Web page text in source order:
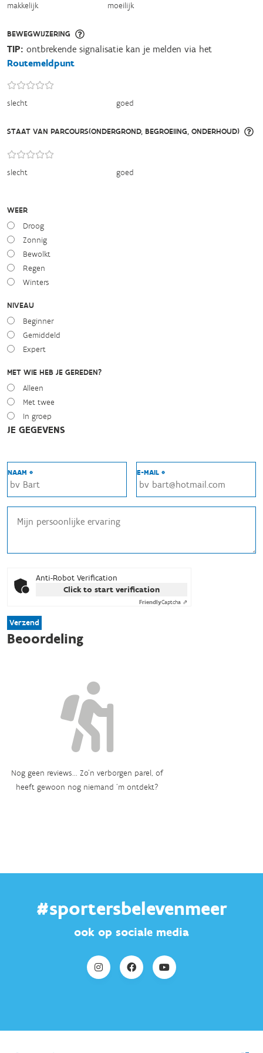
makkelijk moeilijk
BEWEGWIJZERING
slecht goed
TIP: ontbrekende signalisatie kan je melden via het
Routemeldpunt
STAAT VAN PARCOURS(ONDERGROND, BEGROEIING, ONDERHOUD)
slecht goed
WEER
Droog
Zonnig
Bewolkt
Regen
Winters
NIVEAU
Beginner
Gemiddeld
Expert
MET WIE HEB JE GEREDEN?
Alleen
Met twee
In groep
JE GEGEVENS
NAAM * E-MAIL *
Anti-Robot Verification
Click to start verification
FriendlyCaptcha ⇗
Verzend
Beoordeling
Nog geen reviews... Zo’n verborgen parel, of
heeft gewoon nog niemand ‘m ontdekt?
#sportersbelevenmeer
ook op sociale media